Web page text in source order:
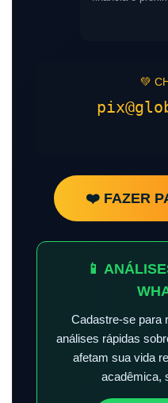
💚
❤️ FAZER
📱
Cadastre-se para
análises rápidas
afetam sua vida
acadêmica,